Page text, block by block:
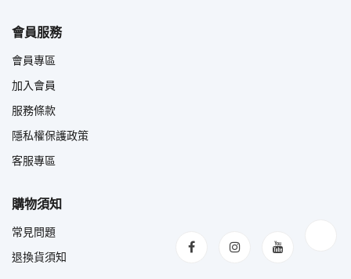
會員服務
會員專區
加入會員
服務條款
隱私權保護政策
客服專區
購物須知
常見問題
退換貨須知